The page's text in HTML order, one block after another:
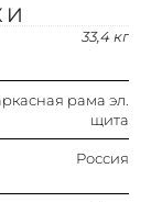
33,4 кг
рама эл.
щита
Россия